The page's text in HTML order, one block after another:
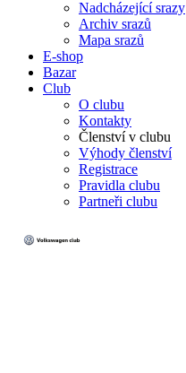
Nadcházející srazy
Archiv srazů
Mapa srazů
E-shop
Bazar
Club
O clubu
Kontakty
Členství v clubu
Výhody členství
Registrace
Pravidla clubu
Partneři clubu